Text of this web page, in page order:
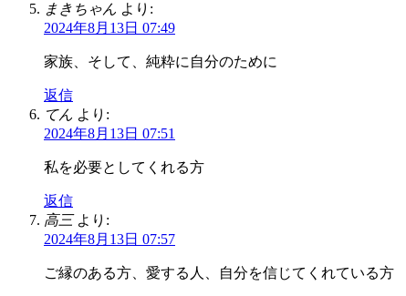
まきちゃん より:
2024年8月13日 07:49
家族、そして、純粋に自分のために
返信
てん より:
2024年8月13日 07:51
私を必要としてくれる方
返信
高三 より:
2024年8月13日 07:57
ご縁のある方、愛する人、自分を信じてくれている方